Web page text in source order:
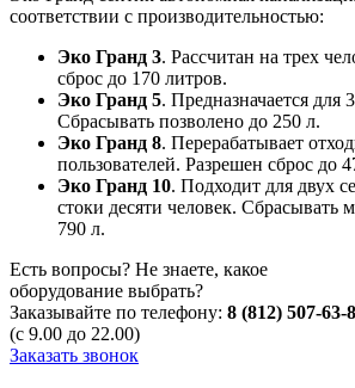
соответствии с производительностью:
Эко Гранд 3. Рассчитан на трех
сброс до 170 литров.
Эко Гранд 5. Предназначается для
Сбрасывать позволено до 250 л.
Эко Гранд 8. Перерабатывает
пользователей. Разрешен сброс до
Эко Гранд 10. Подходит для двух
стоки десяти человек. Сбрасывать
790 л.
Есть вопросы? Не знаете, какое
оборудование выбрать?
Заказывайте по телефону: 8 (812) 507-63-
(с 9.00 до 22.00)
Заказать звонок